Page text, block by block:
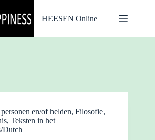
HEESEN Online
en/of helden, Filosofie,
, Teksten in het
Dutch